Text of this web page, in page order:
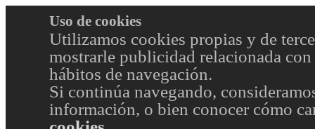
Uso de cookies
Utilizamos cookies propias y de
mostrarle publicidad relacionada
hábitos de navegación.
Si continúa navegando,
información, o bien conocer cómo